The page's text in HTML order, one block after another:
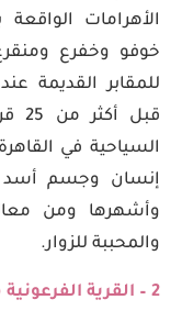
الأهرامات
خوفو وخفرع
للمقابر القديمة
قبل
السياحية في
إنسان وجسم أسد
وأشهرها ومن
والمحببة للزوار.
2 – القرية الفرعونية في القاهرة